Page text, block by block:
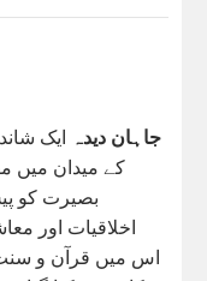
جاہان دیدہ ایک
کے میدان میں
بصیرت کو
اخلاقیات اور
اس میں قرآن و